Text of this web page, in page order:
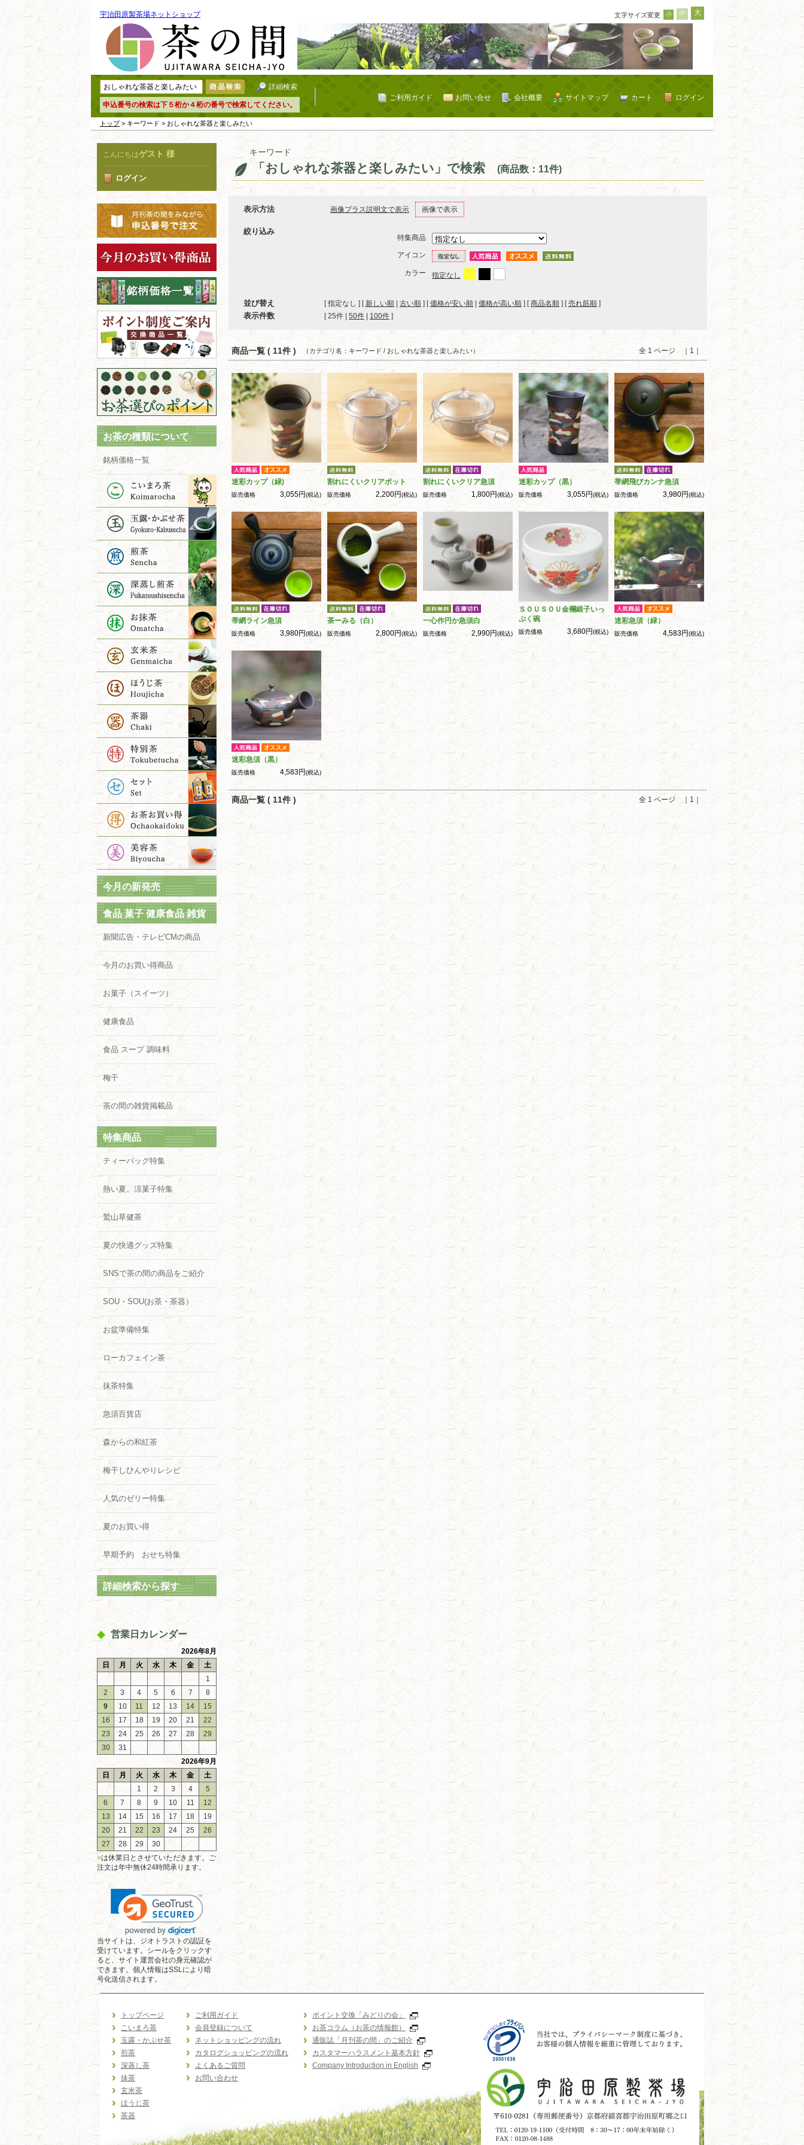
宇治田原製茶場ネットショップ 文字サイズ変更 小 中 大
詳細検索
申込番号の検索は下５桁か４桁の番号で検索してください。
ログイン
カート
サイトマップ
会社概要
お問い合せ
ご利用ガイド
トップ> キーワード > おしゃれな茶器と楽しみたい
こんにちはゲスト 様
ログイン
お茶の種類について
銘柄価格一覧
今月の新発売
食品 菓子 健康食品 雑貨
新聞広告・テレビCMの商品
今月のお買い得商品
お菓子（スイーツ）
健康食品
食品 スープ 調味料
梅干
茶の間の雑貨掲載品
特集商品
ティーバッグ特集
熱い夏。涼菓子特集
鷲山草健茶
夏の快適グッズ特集
SNSで茶の間の商品をご紹介
SOU・SOU(お茶・茶器）
お盆準備特集
ローカフェイン茶
抹茶特集
急須百貨店
森からの和紅茶
梅干しひんやりレシピ
人気のゼリー特集
夏のお買い得
早期予約 おせち特集
詳細検索から探す
営業日カレンダー
2026年8月
日
月 火 水 木 金
土
1
2
3 4 5 6 7
8
9
10 11 12 13 14
15
16
17 18 19 20 21
22
23
24 25 26 27 28
29
30
31
2026年9月
日
月 火 水 木 金
土
1
2 3 4
5
6
7 8 9 10 11
12
13
14 15 16 17 18
19
20
21 22 23 24 25
26
27
28 29
30
■は休業日とさせていただきます。ご
注文は年中無休24時間承ります。
当サイトは、ジオトラストの認証を
受けています。シールをクリックす
ると、サイト運営会社の身元確認が
できます。個人情報はSSLにより暗
号化送信されます。
キーワード
「おしゃれな茶器と楽しみたい」で検索 (商品数：11件)
表示方法 画像プラス説明文で表示 画像で表示
絞り込み
特集商品
アイコン
カラー 指定なし
並び替え [ 指定なし ] [ 新しい順 古い順 ] [価格が安い順 価格が高い順 ] [商品名順 ] [売れ筋順 ]
表示件数 [ 25件 50件 100件 ]
商品一覧 ( 11件 ) 全 1 ページ ｜1｜
（カテゴリ名：キーワード / おしゃれな茶器と楽しみたい）
迷彩カップ（緑)
販売価格 3,055円(税込)
割れにくいクリアポット
販売価格 2,200円(税込)
割れにくいクリア急須
販売価格 1,800円(税込)
迷彩カップ（黒）
販売価格 3,055円(税込)
帯網飛びカンナ急須
販売価格 3,980円(税込)
帯網ライン急須
販売価格 3,980円(税込)
茶ーみる（白）
販売価格 2,800円(税込)
一心作円か急須白
販売価格 2,990円(税込)
ＳＯＵＳＯＵ金襴緞子いっ
ぷく碗
販売価格 3,680円(税込)
迷彩急須（緑）
販売価格 4,583円(税込)
迷彩急須（黒）
販売価格 4,583円(税込)
商品一覧 ( 11件 ) 全 1 ページ ｜1｜
トップページ
こいまろ茶
玉露・かぶせ茶
煎茶
深蒸し茶
抹茶
玄米茶
ほうじ茶
茶器
ご利用ガイド
会員登録について
ネットショッピングの流れ
カタログショッピングの流れ
よくあるご質問
お問い合わせ
ポイント交換「みどりの会」
お茶コラム（お茶の情報館）
通販誌「月刊茶の間」のご紹介
カスタマーハラスメント基本方針
Company Introduction in English